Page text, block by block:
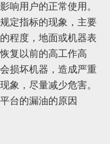
响用户的正常使用。
定指标的现象，主要
程度，地面或机器表
复以前的高工作高
损坏机器，造成严重
象，尽量减少危害。
台的漏油的原因